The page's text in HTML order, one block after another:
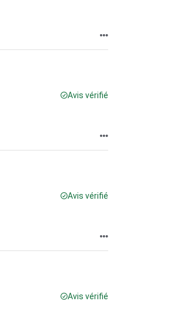
Avis vérifié
Avis vérifié
Avis vérifié